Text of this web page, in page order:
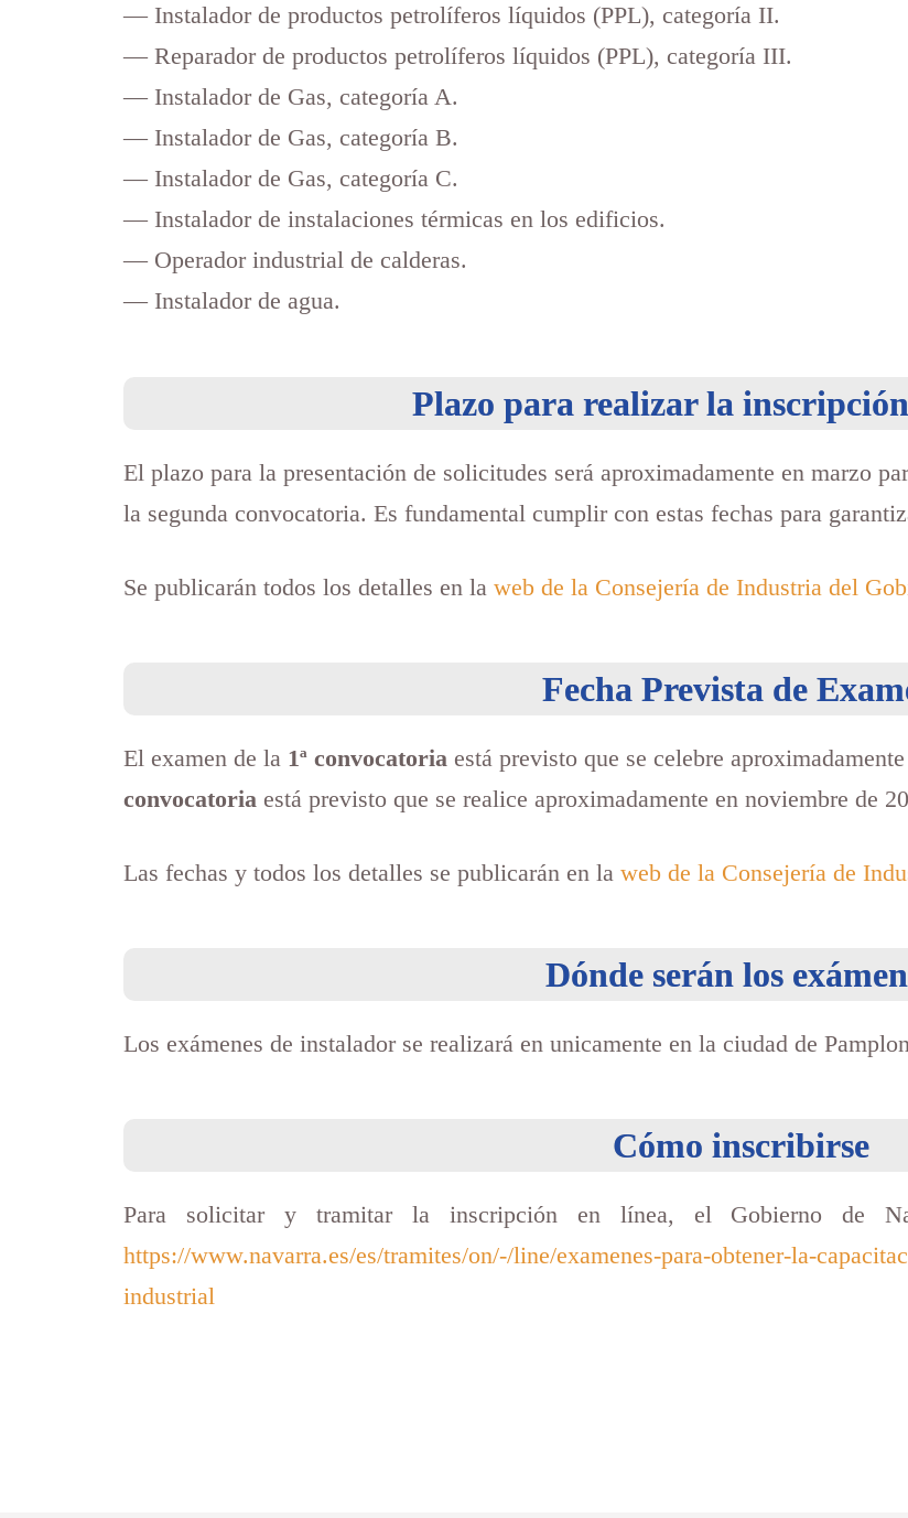
— Instalador de productos petrolíferos líquidos (PPL), categoría II.
— Reparador de productos petrolíferos líquidos (PPL), categoría III.
— Instalador de Gas, categoría A.
— Instalador de Gas, categoría B.
— Instalador de Gas, categoría C.
— Instalador de instalaciones térmicas en los edificios.
— Operador industrial de calderas.
— Instalador de agua.
Plazo para realizar la
El plazo para la presentación de solicitudes será aproximadamente en marzo
la segunda convocatoria. Es fundamental cumplir con estas fechas para
Se publicarán todos los detalles en la web de la Consejería de Industria del
Fecha Prevista de
El examen de la 1ª convocatoria está previsto que se celebre
convocatoria está previsto que se realice aproximadamente en noviembre de
Las fechas y todos los detalles se publicarán en la web de la Consejería de
Dónde serán los
Los exámenes de instalador se realizará en unicamente en la ciudad de
Cómo inscribirse
Para solicitar y tramitar la inscripción en línea, el Gobierno de
https://www.navarra.es/es/tramites/on/-/line/examenes-para-obtener-la-
industrial